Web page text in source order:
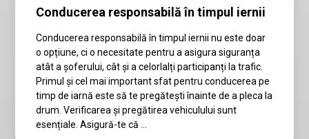
Conducerea responsabilă în timpul iernii
Conducerea responsabilă în timpul iernii nu este doar
o opțiune, ci o necesitate pentru a asigura siguranța
atât a șoferului, cât și a celorlalți participanți la trafic.
Primul și cel mai important sfat pentru conducerea pe
timp de iarnă este să te pregătești înainte de a pleca la
drum. Verificarea și pregătirea vehiculului sunt
esențiale. Asigură-te că ...